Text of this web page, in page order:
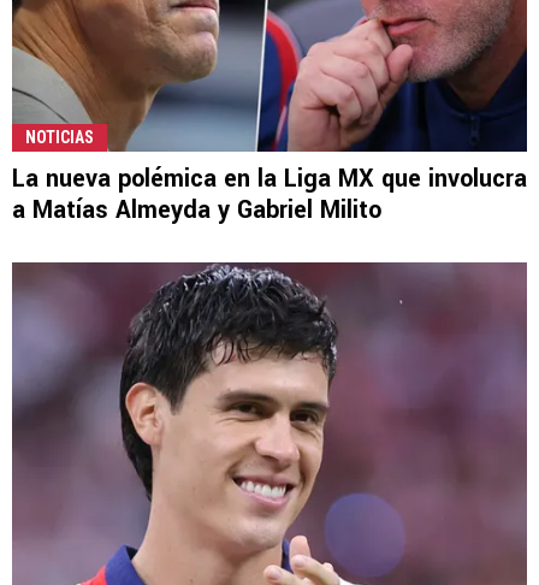
NOTICIAS
La nueva polémica en la Liga MX que involucra
a Matías Almeyda y Gabriel Milito